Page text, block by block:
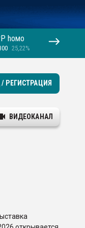
hомо
25,22%
РЕГИСТРАЦИЯ
ВИДЕОКАНАЛ